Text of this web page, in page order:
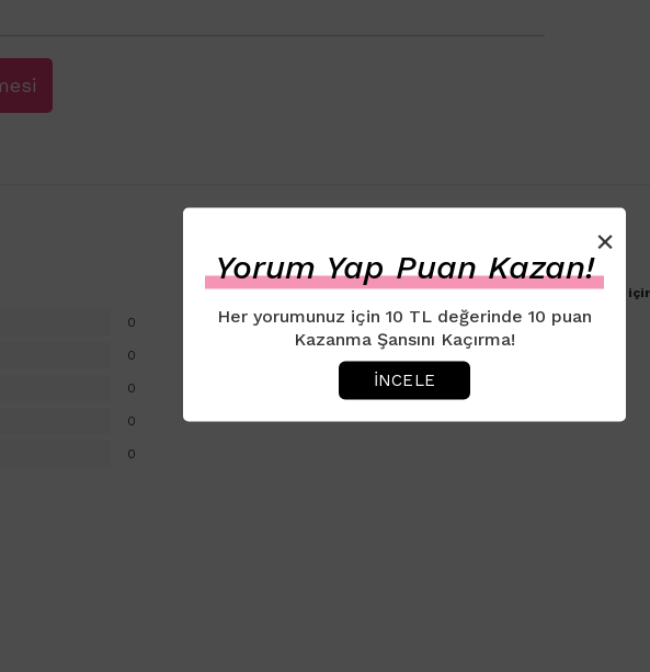
0
0
0
0
0
Ürün için henüz yorum eklenmemiştir. İlk yorumu yapmak
×
Yorum Yap Puan Kazan!
Her yorumunuz için 10 TL değerinde 10 puan
Kazanma Şansını Kaçırma!
İNCELE